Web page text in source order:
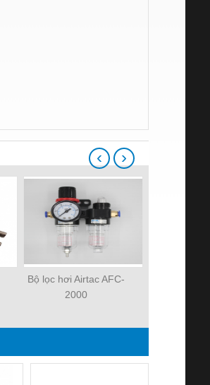
Bộ lọc hơi Airtac AFC-
2000
‹ ›